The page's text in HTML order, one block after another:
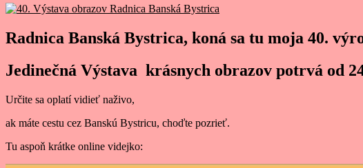
Radnica Banská Bystrica, koná sa tu moja 40.
Jedinečná Výstava krásnych obrazov potrvá od
Určite sa oplatí vidieť naživo,
ak máte cestu cez Banskú Bystricu, choďte pozrieť.
Tu aspoň krátke online videjko: